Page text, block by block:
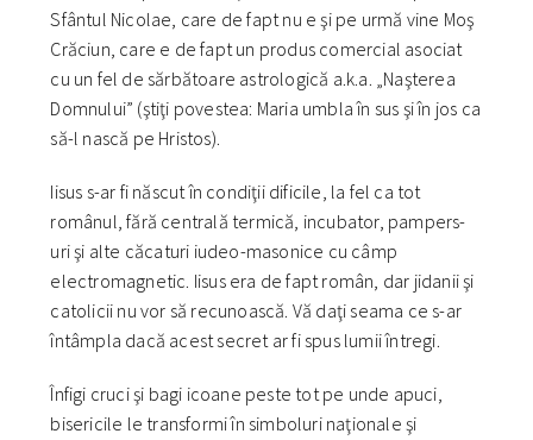
Sfântul Nicolae, care de fapt nu e şi pe urmă vine Moş
Crăciun, care e de fapt un produs comercial asociat
cu un fel de sărbătoare astrologică a.k.a. „Naşterea
Domnului” (ştiţi povestea: Maria umbla în sus şi în jos ca
să-l nască pe Hristos).
Iisus s-ar fi născut în condiţii dificile, la fel ca tot
românul, fără centrală termică, incubator, pampers-
uri şi alte căcaturi iudeo-masonice cu câmp
electromagnetic. Iisus era de fapt român, dar jidanii şi
catolicii nu vor să recunoască. Vă daţi seama ce s-ar
întâmpla dacă acest secret ar fi spus lumii întregi.
Înfigi cruci şi bagi icoane peste tot pe unde apuci,
bisericile le transformi în simboluri naţionale şi